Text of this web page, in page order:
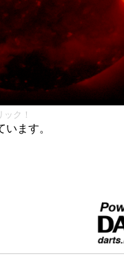
ク！
ます。